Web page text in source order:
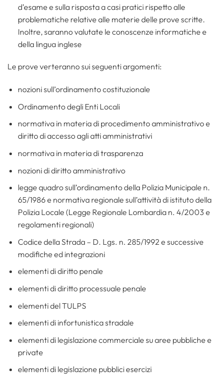
d’esame e sulla risposta a casi pratici rispetto alle
problematiche relative alle materie delle prove scritte.
Inoltre, saranno valutate le conoscenze informatiche e
della lingua inglese
Le prove verteranno sui seguenti argomenti:
nozioni sull’ordinamento costituzionale
Ordinamento degli Enti Locali
normativa in materia di procedimento amministrativo e
diritto di accesso agli atti amministrativi
normativa in materia di trasparenza
nozioni di diritto amministrativo
legge quadro sull’ordinamento della Polizia Municipale n.
65/1986 e normativa regionale sull’attività di istituto della
Polizia Locale (Legge Regionale Lombardia n. 4/2003 e
regolamenti regionali)
Codice della Strada – D. Lgs. n. 285/1992 e successive
modifiche ed integrazioni
elementi di diritto penale
elementi di diritto processuale penale
elementi del TULPS
elementi di infortunistica stradale
elementi di legislazione commerciale su aree pubbliche e
private
elementi di legislazione pubblici esercizi